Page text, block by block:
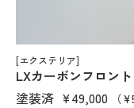
[エクステリア]
LXカーボンフロン
塗装済 ¥49,000 （